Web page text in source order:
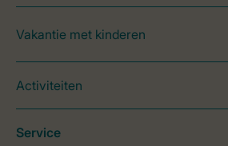
Vakantie met kinderen
Activiteiten
Service